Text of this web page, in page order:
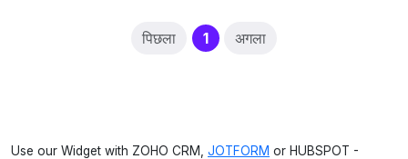
पिछला 1(current)
अगला
Use our Widget with ZOHO CRM, JOTFORM or HUBSPOT -